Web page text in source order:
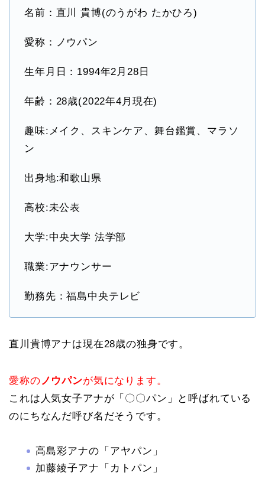
名前：直川 貴博(のうがわ たかひろ)
愛称：ノウパン
生年月日：1994年2月28日
年齢：28歳(2022年4月現在)
趣味:メイク、スキンケア、舞台鑑賞、マラソ
ン
出身地:和歌山県
高校:未公表
大学:中央大学 法学部
職業:アナウンサー
勤務先：福島中央テレビ
直川貴博アナは現在28歳の独身です。
愛称のノウパンが気になります。
これは人気女子アナが「〇〇パン」と呼ばれている
のにちなんだ呼び名だそうです。
高島彩アナの「アヤパン」
加藤綾子アナ「カトパン」